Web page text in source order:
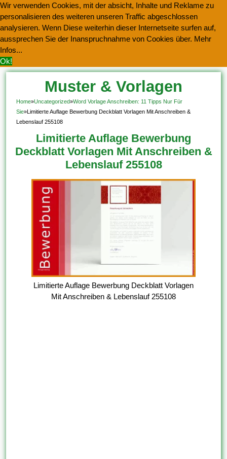
Wir verwenden Cookies, mit der absicht, Inhalte und Reklame zu
personalisieren des weiteren unseren Traffic abgeschlossen
analysieren. Wenn Diese weiterhin dieser Internetseite surfen auf,
aussprechen Sie der Inanspruchnahme von Cookies über. Mehr
Infos...
Ok!
Muster & Vorlagen
Kostenlos Herunterladen
Home»Uncategorized»Word Vorlage Anschreiben: 11 Tipps Nur Für
Sie»Limitierte Auflage Bewerbung Deckblatt Vorlagen Mit Anschreiben &
Lebenslauf 255108
Limitierte Auflage Bewerbung
Deckblatt Vorlagen Mit Anschreiben &
Lebenslauf 255108
Limitierte Auflage Bewerbung Deckblatt Vorlagen
Mit Anschreiben & Lebenslauf 255108